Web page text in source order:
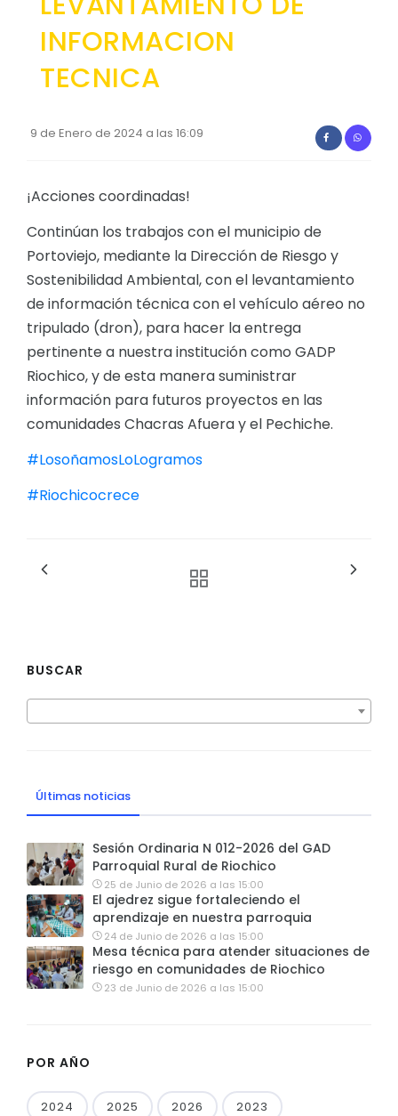
GESTIÓN ADMINISTRATIVA
Plan de desarrollo y Ordenamiento Territorial -
Convenios Institucionales
Cédulas presupuestarias y balances
Procesos de contratación
Ejecución Presupuestaria
Obras y proyectos
INFORMACION
TECNICA
9 de Enero de 2024 a las 16:09
¡Acciones coordinadas!
Continúan los trabajos con el municipio de
Portoviejo, mediante la Dirección de Riesgo y
Sostenibilidad Ambiental, con el levantamiento
de información técnica con el vehículo aéreo no
tripulado (dron), para hacer la entrega
pertinente a nuestra institución como GADP
Riochico, y de esta manera suministrar
información para futuros proyectos en las
comunidades Chacras Afuera y el Pechiche.
#LosoñamosLoLogramos
#Riochicocrece
BUSCAR
Últimas noticias
Sesión Ordinaria N 012-2026 del GAD
Parroquial Rural de Riochico
25 de Junio de 2026 a las 15:00
El ajedrez sigue fortaleciendo el
aprendizaje en nuestra parroquia
24 de Junio de 2026 a las 15:00
Mesa técnica para atender situaciones de
riesgo en comunidades de Riochico
23 de Junio de 2026 a las 15:00
POR AÑO
2024 2025 2026 2023